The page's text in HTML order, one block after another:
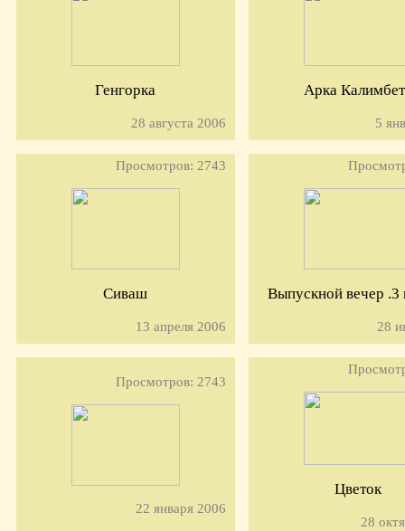
Генгорка
28 августа 2006
Арка
5
Просмотров: 2743
Сиваш
13 апреля 2006
Выпускной вечер .3
28
Просмотров: 2743
22 января 2006
Цветок
28